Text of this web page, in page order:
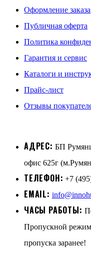
Оформление заказа
Публичная оферта
Политика
Гарантия и сервис
Каталоги и
Прайс-лист
Отзывы
АДРЕС: БП
офис 625г
ТЕЛЕФОН: +7
EMAIL:
ЧАСЫ РАБОТЫ:
Пропускной
пропуска заранее!